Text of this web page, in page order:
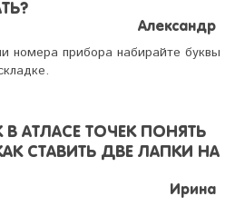
Александр
номера прибора набирайте буквы
В АТЛАСЕ ТОЧЕК ПОНЯТЬ
СТАВИТЬ ДВЕ ЛАПКИ НА
Ирина